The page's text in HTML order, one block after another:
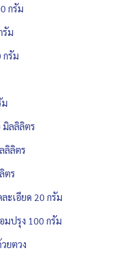
กรัม
รัม
กรัม
ม
ลลิลิตร
ลิลิตร
ตร
ะเอียด 20 กรัม
ปรุง 100 กรัม
ยตวง